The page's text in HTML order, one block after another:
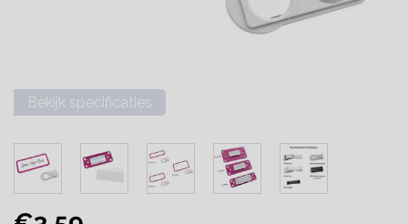
Bekijk specificaties